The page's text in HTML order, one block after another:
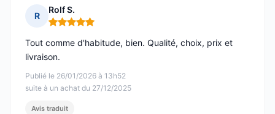
R
Rolf S.
Note : 5 sur 5
Publié le 26/01/2026 à 13h52
suite à un achat du 27/12/2025
Tout comme d'habitude, bien. Qualité, choix, prix et
livraison.
Avis traduit